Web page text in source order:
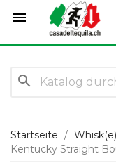

search
Startseite
Kentucky Straight